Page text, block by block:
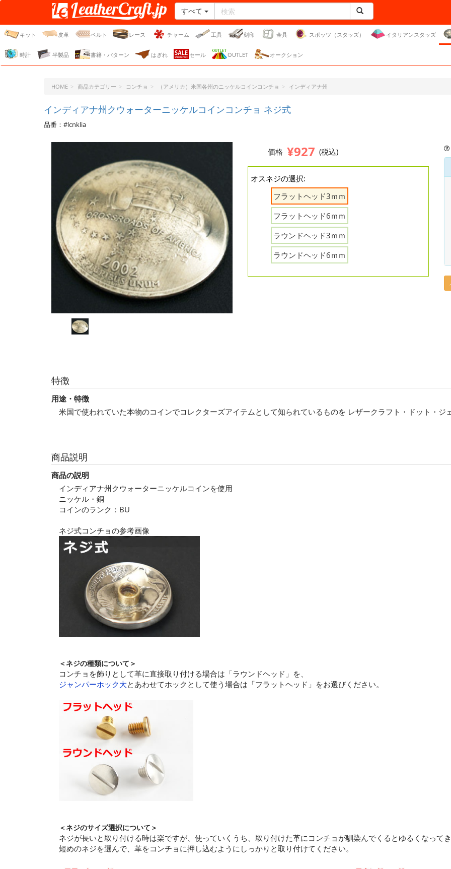
レザークラフト・ドット・
ジェーピー
すべて
キット 皮革 ベルト レース チャーム 工具 刻印 金具 スポッツ（スタッズ） イタリアンスタッズ
時計 半製品 書籍・パターン はぎれ セール OUTLET オークション
HOME 商品カテゴリー コンチョ （アメリカ）米国各州のニッケルコインコンチョ インディアナ州
インディアナ州クウォーターニッケルコインコンチョ ネジ式
品番：#lcnklia
価格 ¥927 (税込)
オスネジの選択:
フラットヘッド3ｍｍ
フラットヘッド6ｍｍ
ラウンドヘッド3ｍｍ
ラウンドヘッド6ｍｍ
特徴
用途・特徴
米国で使われていた本物のコインでコレクターズアイテムとして知られているものを レザークラフト・ドット・ジ
商品説明
商品の説明
インディアナ州クウォーターニッケルコインを使用
ニッケル・銅
コインのランク：BU
ネジ式コンチョの参考画像
＜ネジの種類について＞
コンチョを飾りとして革に直接取り付ける場合は「ラウンドヘッド」を、
ジャンパーホック大とあわせてホックとして使う場合は「フラットヘッド」をお選びください。
＜ネジのサイズ選択について＞
ネジが長いと取り付ける時は楽ですが、使っていくうち、取り付けた革にコンチョが馴染んでくるとゆるくなって
短めのネジを選んで、革をコンチョに押し込むようにしっかりと取り付けてください。